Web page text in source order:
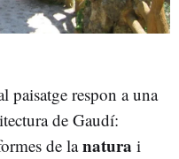
paisatge respon a una
de Gaudí:
de lanatura i